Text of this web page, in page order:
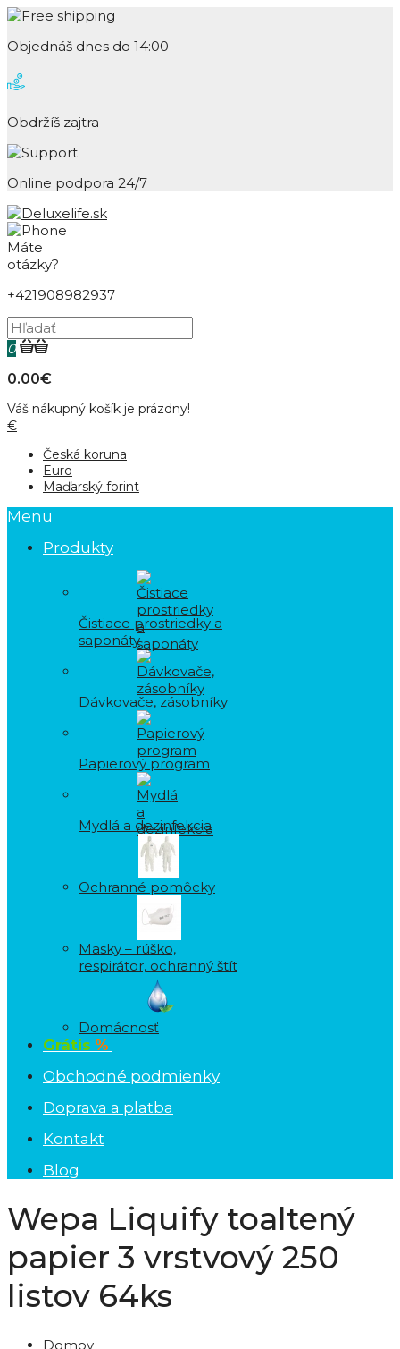
Objednáš dnes do 14:00
Obdržíš zajtra
Online podpora 24/7
Máte
otázky?
+421908982937
0
0.00€
Váš nákupný košík je prázdny!
€
Česká koruna
Euro
Maďarský forint
Menu
Produkty
Čistiace prostriedky a
saponáty
Dávkovače, zásobníky
Papierový program
Mydlá a dezinfekcia
Ochranné pomôcky
Masky – rúško,
respirátor, ochranný štít
Domácnosť
Grátis %
Obchodné podmienky
Doprava a platba
Kontakt
Blog
Wepa Liquify toaltený
papier 3 vrstvový 250
listov 64ks
Domov